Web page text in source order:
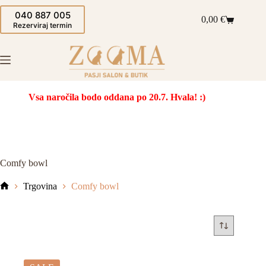
Skip
content
040 887 005
Rezerviraj termin
Shopping
0,00€
Vsa naročila bodo oddana po 20.7. Hvala! :)
Comfy bowl
Trgovina Comfy bowl